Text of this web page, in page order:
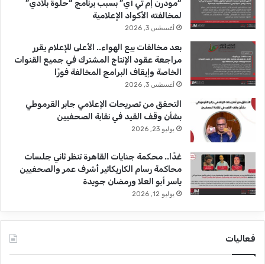
e
م
“مودرن إم تي أي” بسبب برنامج “حلوة بلادي”
لمخالفته الأكواد الإعلامية
أغسطس 3, 2026
بعد مخالفات بيع الهواء.. الأعلى للإعلام يقرر
مراجعة عقود الإنتاج المشترك في جميع القنوات
الخاصة وإيقاف البرامج المخالفة فورًا
أغسطس 3, 2026
التحقق من تصريحات الإعلامي جابر القرموطي
بشأن وقف القيد في نقابة الصحفيين
يوليو 23, 2026
غدًا.. محكمة جنايات القاهرة تنظر ثاني جلسات
محاكمة رسام الكاريكاتير أشرف عمر والصحفيين
ياسر أبو العلا ورمضان جويدة
يوليو 12, 2026
فعاليات